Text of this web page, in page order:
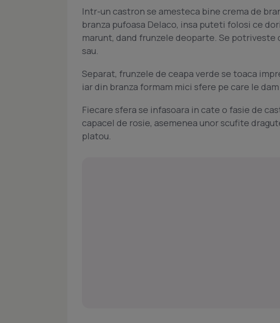
Intr-un castron se amesteca bine crema de
branza pufoasa Delaco, insa puteti folosi ce
marunt, dand frunzele deoparte. Se potriveste
sau.
Separat, frunzele de ceapa verde se toaca
iar din branza formam mici sfere pe care le
Fiecare sfera se infasoara in cate o fasie de
capacel de rosie, asemenea unor scufite
platou.